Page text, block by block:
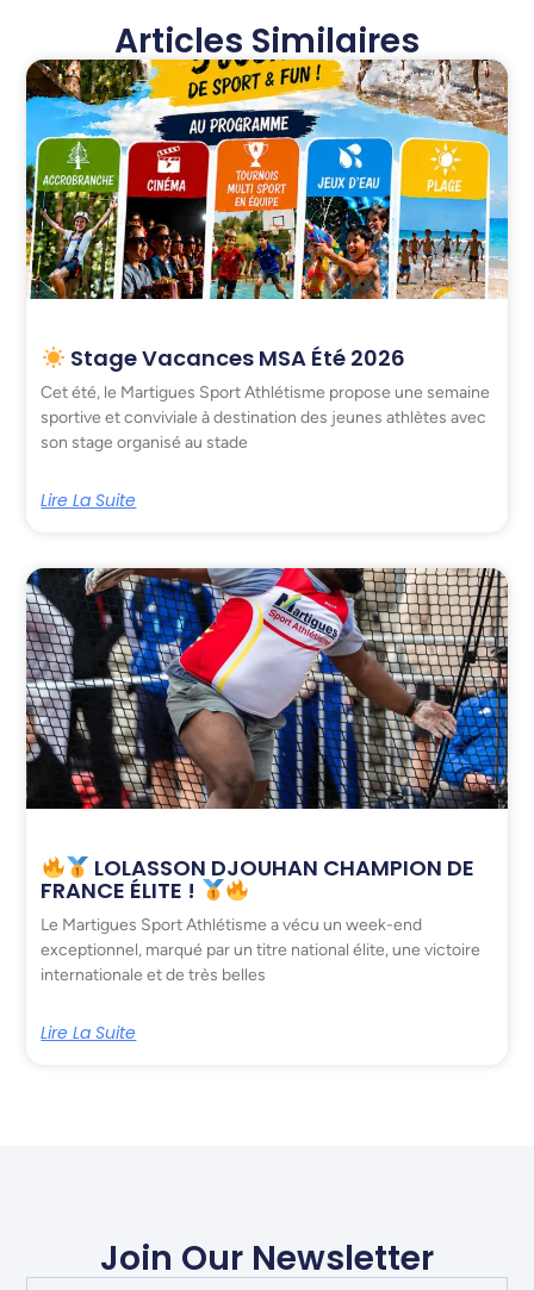
Articles Similaires
Stage Vacances MSA Été 2026
Cet été, le Martigues Sport Athlétisme propose une semaine
sportive et conviviale à destination des jeunes athlètes avec
son stage organisé au stade
Lire La Suite
LOLASSON DJOUHAN CHAMPION DE
FRANCE ÉLITE !
Le Martigues Sport Athlétisme a vécu un week-end
exceptionnel, marqué par un titre national élite, une victoire
internationale et de très belles
Lire La Suite
Join Our Newsletter